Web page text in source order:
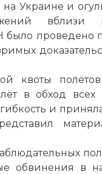
на Украине и
вблизи
проведено
квоты
в обход
и приняла
обвинения в